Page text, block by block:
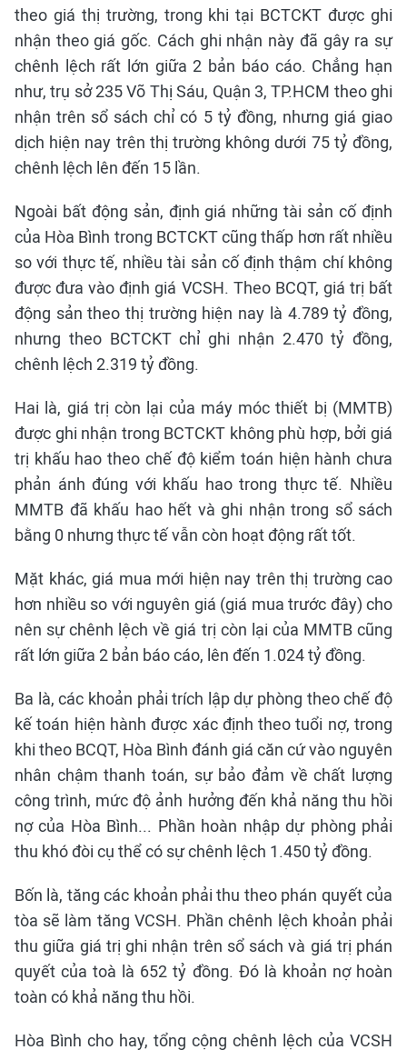
theo giá thị trường, trong khi tại BCTCKT được ghi
nhận theo giá gốc. Cách ghi nhận này đã gây ra sự
chênh lệch rất lớn giữa 2 bản báo cáo. Chẳng hạn
như, trụ sở 235 Võ Thị Sáu, Quận 3, TP.HCM theo ghi
nhận trên sổ sách chỉ có 5 tỷ đồng, nhưng giá giao
dịch hiện nay trên thị trường không dưới 75 tỷ đồng,
chênh lệch lên đến 15 lần.
Ngoài bất động sản, định giá những tài sản cố định
của Hòa Bình trong BCTCKT cũng thấp hơn rất nhiều
so với thực tế, nhiều tài sản cố định thậm chí không
được đưa vào định giá VCSH. Theo BCQT, giá trị bất
động sản theo thị trường hiện nay là 4.789 tỷ đồng,
nhưng theo BCTCKT chỉ ghi nhận 2.470 tỷ đồng,
chênh lệch 2.319 tỷ đồng.
Hai là, giá trị còn lại của máy móc thiết bị (MMTB)
được ghi nhận trong BCTCKT không phù hợp, bởi giá
trị khấu hao theo chế độ kiểm toán hiện hành chưa
phản ánh đúng với khấu hao trong thực tế. Nhiều
MMTB đã khấu hao hết và ghi nhận trong sổ sách
bằng 0 nhưng thực tế vẫn còn hoạt động rất tốt.
Mặt khác, giá mua mới hiện nay trên thị trường cao
hơn nhiều so với nguyên giá (giá mua trước đây) cho
nên sự chênh lệch về giá trị còn lại của MMTB cũng
rất lớn giữa 2 bản báo cáo, lên đến 1.024 tỷ đồng.
Ba là, các khoản phải trích lập dự phòng theo chế độ
kế toán hiện hành được xác định theo tuổi nợ, trong
khi theo BCQT, Hòa Bình đánh giá căn cứ vào nguyên
nhân chậm thanh toán, sự bảo đảm về chất lượng
công trình, mức độ ảnh hưởng đến khả năng thu hồi
nợ của Hòa Bình... Phần hoàn nhập dự phòng phải
thu khó đòi cụ thể có sự chênh lệch 1.450 tỷ đồng.
Bốn là, tăng các khoản phải thu theo phán quyết của
tòa sẽ làm tăng VCSH. Phần chênh lệch khoản phải
thu giữa giá trị ghi nhận trên sổ sách và giá trị phán
quyết của toà là 652 tỷ đồng. Đó là khoản nợ hoàn
toàn có khả năng thu hồi.
Hòa Bình cho hay, tổng cộng chênh lệch của VCSH